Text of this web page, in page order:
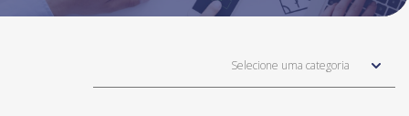
Selecione uma categoria